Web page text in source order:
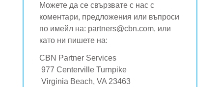
Можете да се свързвате с нас с
коментари, предложения или въпроси
по имейл на: partners@cbn.com, или
като ни пишете на:
CBN Partner Services
977 Centerville Turnpike
Virginia Beach, VA 23463